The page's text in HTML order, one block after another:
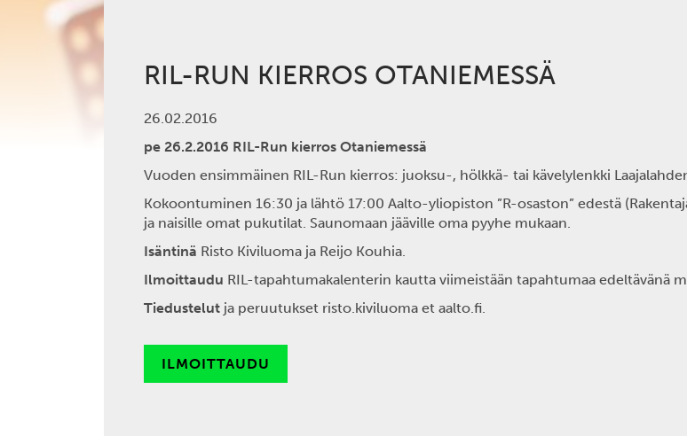
RIL-RUN KIERROS OTANIEMESSÄ
26.02.2016
pe 26.2.2016 RIL-Run kierros Otaniemessä
Vuoden ensimmäinen RIL-Run kierros: juoksu-, hölkkä- tai kävelylenkki
Kokoontuminen 16:30 ja lähtö 17:00 Aalto-yliopiston ”R-osaston” edestä
ja naisille omat pukutilat. Saunomaan jääville oma pyyhe mukaan.
Isäntinä Risto Kiviluoma ja Reijo Kouhia.
Ilmoittaudu RIL-tapahtumakalenterin kautta viimeistään tapahtumaa edeltävänä
Tiedustelut ja peruutukset risto.kiviluoma et aalto.fi.
ILMOITTAUDU